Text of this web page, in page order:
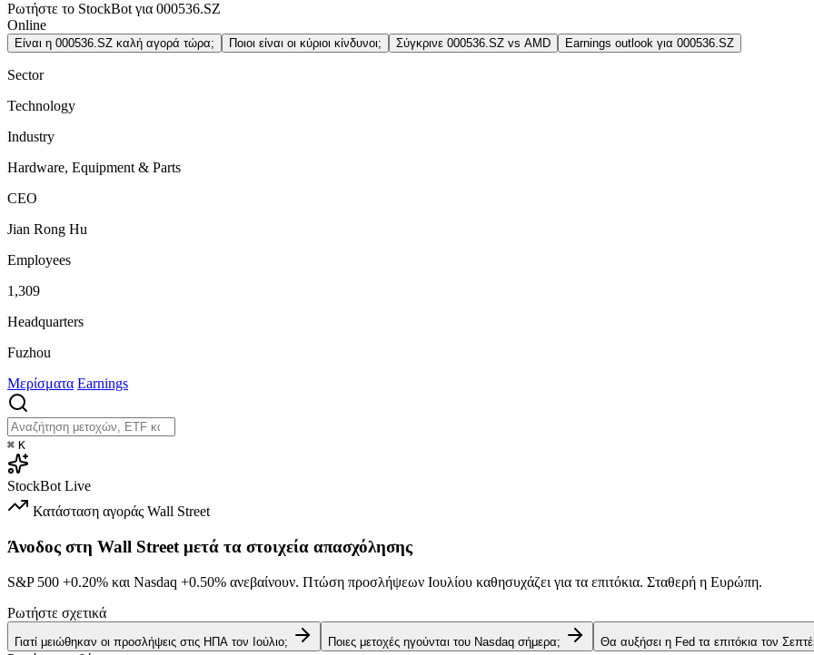
Ρωτήστε το StockBot για 000536.SZ
Online
Είναι η 000536.SZ καλή αγορά τώρα; Ποιοι είναι οι κύριοι κίνδυνοι; Σύγκρινε 000536.SZ vs AMD Earnings outlook για 000536.SZ
Sector
Technology
Industry
Hardware, Equipment & Parts
CEO
Jian Rong Hu
Employees
1,309
Headquarters
Fuzhou
Μερίσματα Earnings
⌘ K
StockBot Live
Κατάσταση αγοράς Wall Street
Άνοδος στη Wall Street μετά τα στοιχεία απασχόλησης
S&P 500 +0.20% και Nasdaq +0.50% ανεβαίνουν. Πτώση προσλήψεων Ιουλίου καθησυχάζει για τα επιτόκια. Σταθερή η Ευρώπη.
Ρωτήστε σχετικά
Γιατί μειώθηκαν οι προσλήψεις στις ΗΠΑ τον Ιούλιο; Ποιες μετοχές ηγούνται του Nasdaq σήμερα; Θα αυξήσει η Fed τα επιτόκια τον